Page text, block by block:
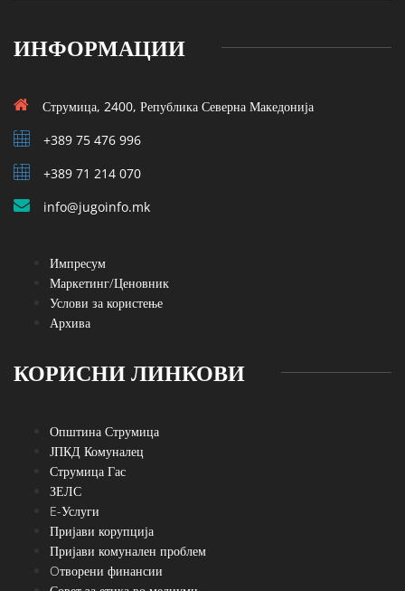
ИНФОРМАЦИИ
Струмица, 2400, Република Северна Македонија
+389 75 476 996
+389 71 214 070
info@jugoinfo.mk
Импресум
Маркетинг/Ценовник
Услови за користење
Архива
КОРИСНИ ЛИНКОВИ
Општина Струмица
ЈПКД Комуналец
Струмица Гас
ЗЕЛС
E-Услуги
Пријави корупција
Пријави комунален проблем
Oтворени финансии